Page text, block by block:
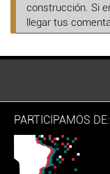
construcción. Si
llegar tus
PARTICIPAMOS DE: